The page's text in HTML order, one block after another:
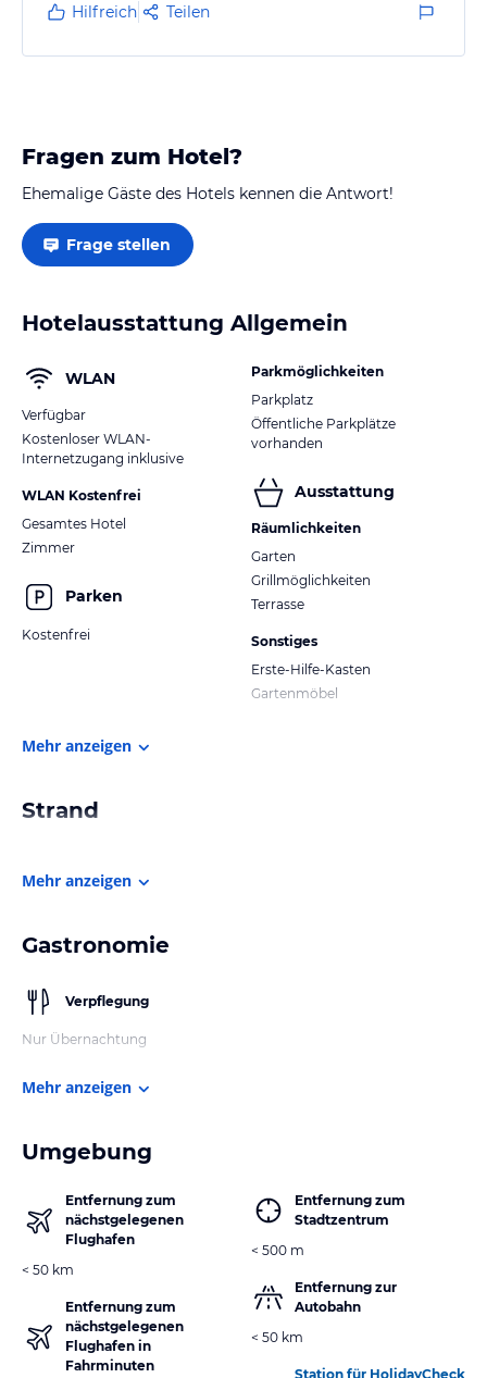
Hilfreich Teilen
Fragen zum Hotel?
Ehemalige Gäste des Hotels kennen die Antwort!
Frage stellen
Hotelausstattung Allgemein
WLAN
Verfügbar
Kostenloser WLAN-
Internetzugang inklusive
WLAN Kostenfrei
Gesamtes Hotel
Zimmer
Parken
Kostenfrei
Parkmöglichkeiten
Parkplatz
Öffentliche Parkplätze
vorhanden
Ausstattung
Räumlichkeiten
Garten
Grillmöglichkeiten
Terrasse
Sonstiges
Erste-Hilfe-Kasten
Gartenmöbel
Mehr anzeigen
Strand
Mehr anzeigen
Gastronomie
Verpflegung
Nur Übernachtung
Mehr anzeigen
Umgebung
Entfernung zum
nächstgelegenen
Flughafen
< 50 km
Entfernung zum
nächstgelegenen
Flughafen in
Fahrminuten
Entfernung zum
Stadtzentrum
< 500 m
Entfernung zur
Autobahn
< 50 km
Station für HolidayCheck